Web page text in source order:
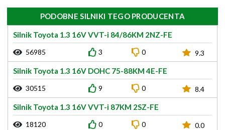
PODOBNE SILNIKI TEGO PRODUCENTA
Silnik Toyota 1.3 16V VVT-i 84/86KM 2NZ-FE
56985 3 0 9.3
Silnik Toyota 1.3 16V DOHC 75-88KM 4E-FE
30515 9 0 8.4
Silnik Toyota 1.3 16V VVT-i 87KM 2SZ-FE
18120 0 0 0.0